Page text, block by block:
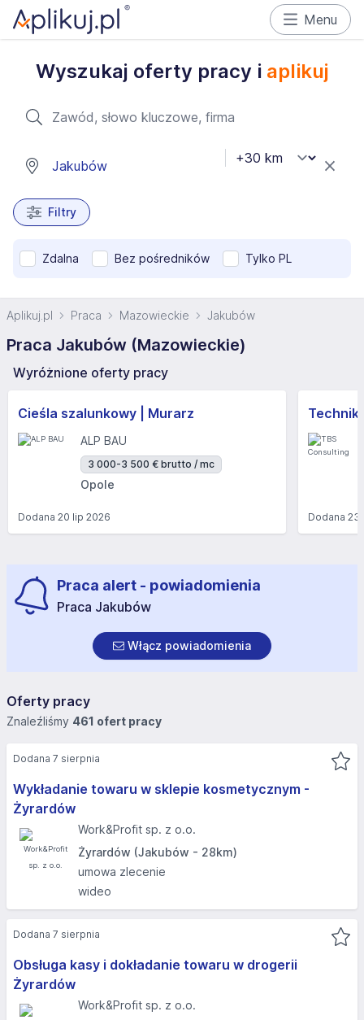
Menu
Wyszukaj oferty pracy i aplikuj
Filtry
Zdalna Bez pośredników Tylko PL
Aplikuj.pl Praca Mazowieckie Jakubów
Praca Jakubów (Mazowieckie)
Wyróżnione oferty pracy
Cieśla szalunkowy | Murarz
ALP BAU
3 000-3 500 € brutto / mc
Opole
Dodana 20 lip 2026 Dodana23
Praca alert - powiadomienia
Praca Jakubów
Włącz powiadomienia
Oferty pracy
Znaleźliśmy 461 ofert pracy
Wykładanie towaru w sklepie kosmetycznym -
Żyrardów
Work&Profit sp. z o.o.
Żyrardów (Jakubów - 28km)
umowa zlecenie
wideo
Dodana 7 sierpnia
Obsługa kasy i dokładanie towaru w drogerii
Żyrardów
Work&Profit sp. z o.o.
Dodana 7 sierpnia